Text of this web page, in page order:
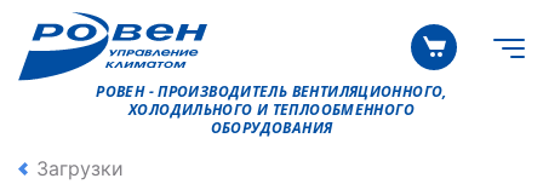
РОВЕН - ПРОИЗВОДИТЕЛЬ ВЕНТИЛЯЦИОННОГО,
ХОЛОДИЛЬНОГО И ТЕПЛООБМЕННОГО
ОБОРУДОВАНИЯ
Загрузки